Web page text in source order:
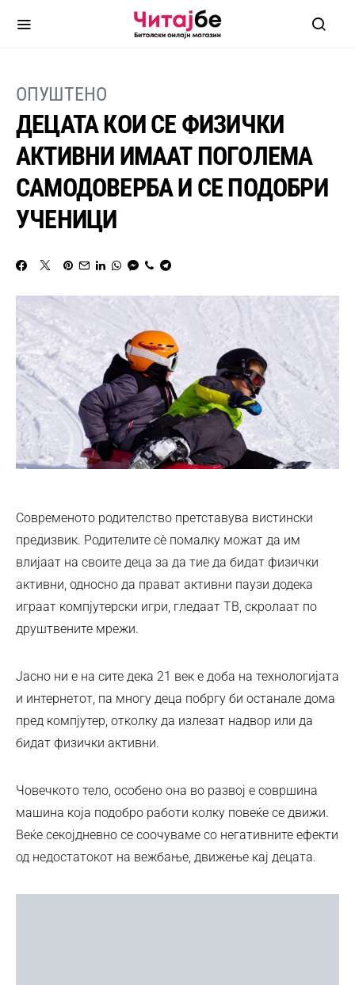
ОПУШТЕНО
ДЕЦАТА КОИ СЕ ФИЗИЧКИ
АКТИВНИ ИМААТ ПОГОЛЕМА
САМОДОВЕРБА И СЕ ПОДОБРИ
УЧЕНИЦИ
Современото родителство претставува вистински
предизвик. Родителите сѐ помалку можат да им
влијаат на своите деца за да тие да бидат физички
активни, односно да прават активни паузи додека
играат компјутерски игри, гледаат ТВ, скролаат по
друштвените мрежи.
Јасно ни е на сите дека 21 век е доба на технологијата
и интернетот, па многу деца побргу би останале дома
пред компјутер, отколку да излезат надвор или да
бидат физички активни.
Човечкото тело, особено она во развој е совршина
машина која подобро работи колку повеќе се движи.
Веќе секојдневно се соочуваме со негативните ефекти
од недостатокот на вежбање, движење кај децата.